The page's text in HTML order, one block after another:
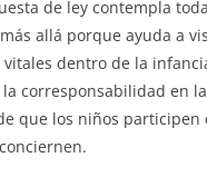
de ley contempla
allá porque ayuda a
dentro de la
corresponsabilidad en
que los niños participen